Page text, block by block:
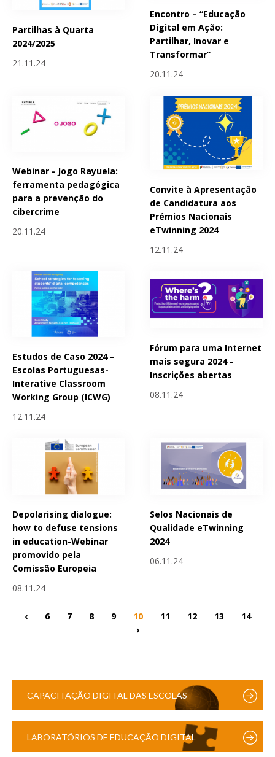
Partilhas à Quarta
2024/2025
21.11.24
Encontro – “Educação
Digital em Ação:
Partilhar, Inovar e
Transformar”
20.11.24
Webinar - Jogo Rayuela:
ferramenta pedagógica
para a prevenção do
cibercrime
20.11.24
Convite à Apresentação
de Candidatura aos
Prémios Nacionais
eTwinning 2024
12.11.24
Estudos de Caso 2024 –
Escolas Portuguesas-
Interative Classroom
Working Group (ICWG)
12.11.24
Fórum para uma Internet
mais segura 2024 -
Inscrições abertas
08.11.24
Depolarising dialogue:
how to defuse tensions
in education-Webinar
promovido pela
Comissão Europeia
08.11.24
Selos Nacionais de
Qualidade eTwinning
2024
06.11.24
‹ 6 7 8 9 10 11 12 13
14
›
CAPACITAÇÃO DIGITAL DAS ESCOLAS
LABORATÓRIOS DE EDUCAÇÃO DIGITAL